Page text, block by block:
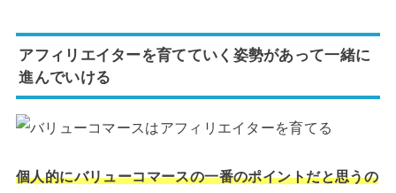
アフィリエイターを育てていく姿勢があって一緒に
進んでいける
個人的にバリューコマースの一番のポイントだと思うの